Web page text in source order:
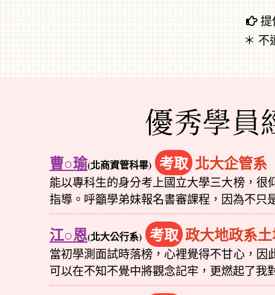
提
＊ 不
優秀學員
曹○瑜(北商資管科畢) 考取 北大企管系
能以專科生的身分考上國立大學三大榜，
指導。呼籲學弟妹報名書審課程，因為不
江○恩(北大公行系) 考取 政大地政系土
當初學測面試時落榜，心裡覺得不甘心，因
可以在不知不覺中將觀念記牢，更燃起了